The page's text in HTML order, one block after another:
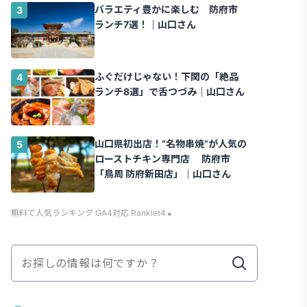
バラエティ豊かに楽しむ 防府市
ランチ7選！｜山口さん
ふぐだけじゃない！下関の「絶品
ランチ8選」で舌つづみ｜山口さん
山口県初出店！“名物串焼”が人気の
ローストチキン専門店 防府市
「鳥周 防府新田店」｜山口さん
無料で人気ランキング GA4対応 Ranklet4